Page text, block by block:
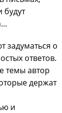
будут
задуматься о
ответов.
темы автор
держат
и